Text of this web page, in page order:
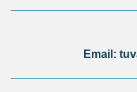
Email: